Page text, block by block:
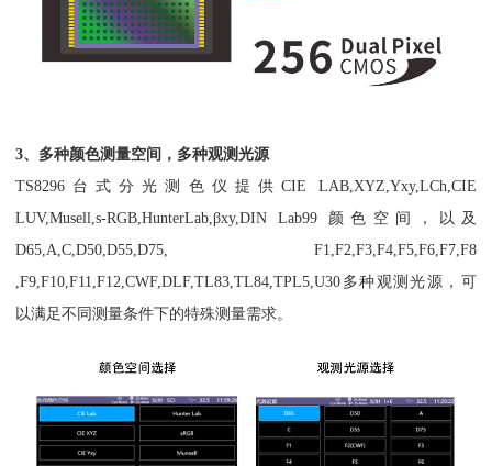
3、多种颜色测量空间，多种观测光源
TS8296台式分光测色仪提供CIE LAB,XYZ,Yxy,LCh,CIE
LUV,Musell,s-RGB,HunterLab,βxy,DIN Lab99 颜色空间，以及
D65,A,C,D50,D55,D75, F1,F2,F3,F4,F5,F6,F7,F8
,F9,F10,F11,F12,CWF,DLF,TL83,TL84,TPL5,U30多种观测光源，可
以满足不同测量条件下的特殊测量需求。